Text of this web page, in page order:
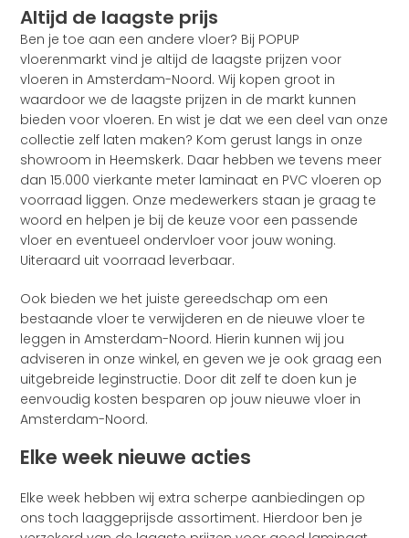
Altijd de laagste prijs
Ben je toe aan een andere vloer? Bij POPUP
vloerenmarkt vind je altijd de laagste prijzen voor
vloeren in Amsterdam-Noord. Wij kopen groot in
waardoor we de laagste prijzen in de markt kunnen
bieden voor vloeren. En wist je dat we een deel van onze
collectie zelf laten maken? Kom gerust langs in onze
showroom in Heemskerk. Daar hebben we tevens meer
dan 15.000 vierkante meter laminaat en PVC vloeren op
voorraad liggen. Onze medewerkers staan je graag te
woord en helpen je bij de keuze voor een passende
vloer en eventueel ondervloer voor jouw woning.
Uiteraard uit voorraad leverbaar.
Ook bieden we het juiste gereedschap om een
bestaande vloer te verwijderen en de nieuwe vloer te
leggen in Amsterdam-Noord. Hierin kunnen wij jou
adviseren in onze winkel, en geven we je ook graag een
uitgebreide leginstructie. Door dit zelf te doen kun je
eenvoudig kosten besparen op jouw nieuwe vloer in
Amsterdam-Noord.
Elke week nieuwe acties
Elke week hebben wij extra scherpe aanbiedingen op
ons toch laaggeprijsde assortiment. Hierdoor ben je